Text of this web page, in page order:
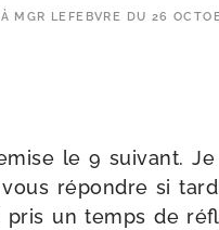
MGR LEFEBVRE DU 26
le 9 sui­vant.
répondre si
pris un temps de